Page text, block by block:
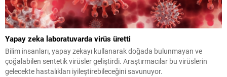
Yapay zeka laboratuvarda virüs üretti
Bilim insanları, yapay zekayı kullanarak doğada bulunmayan ve
çoğalabilen sentetik virüsler geliştirdi. Araştırmacılar bu virüslerin
gelecekte hastalıkları iyileştirebileceğini savunuyor.